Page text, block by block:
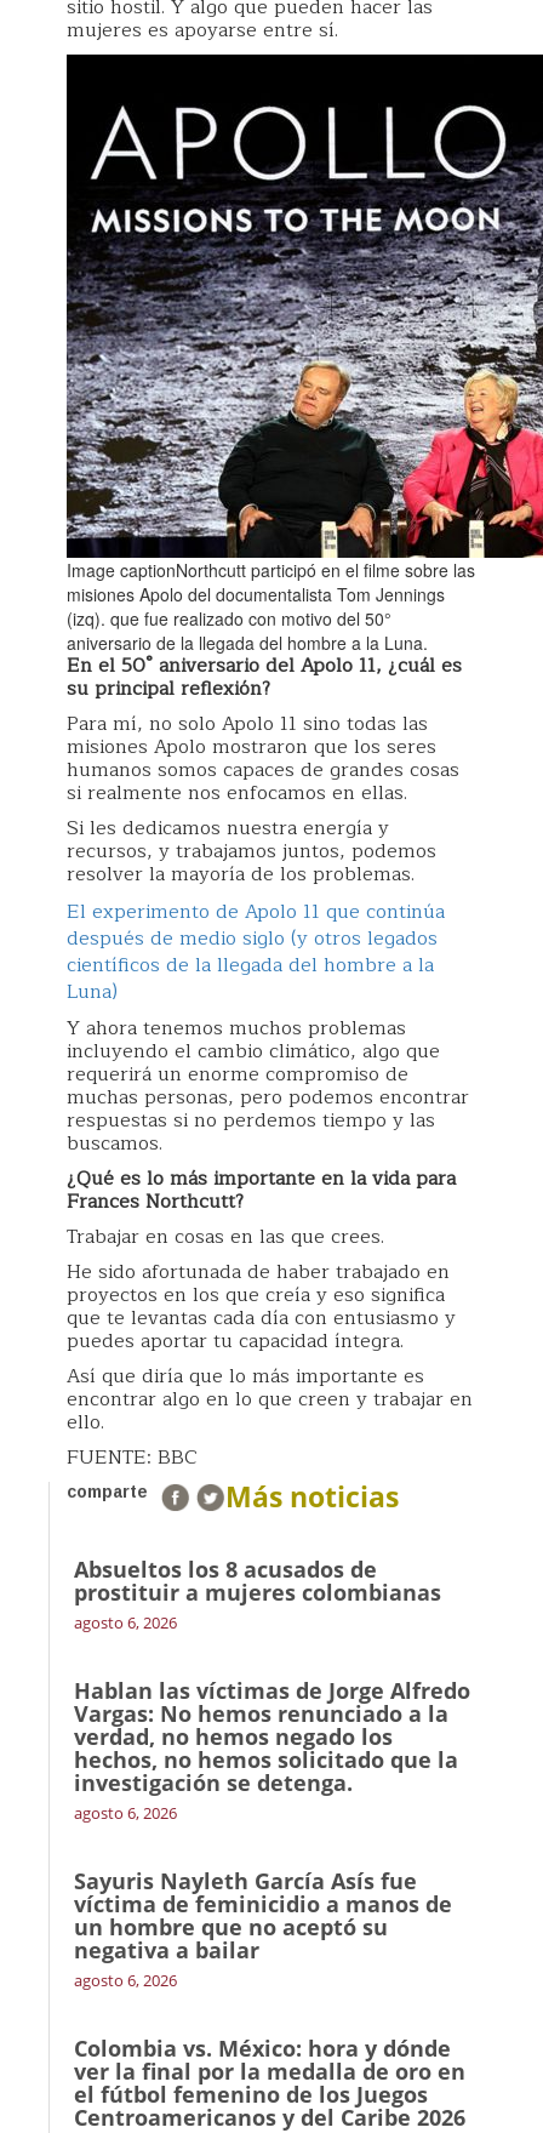
sitio hostil. Y algo que pueden hacer las
mujeres es apoyarse entre sí.
Image captionNorthcutt participó en el filme sobre las
misiones Apolo del documentalista Tom Jennings
(izq). que fue realizado con motivo del 50°
aniversario de la llegada del hombre a la Luna.
En el 50°aniversario delApolo 11, ¿cuál es
su principal reflexión?
Para mí, no solo Apolo 11 sino todas las
misiones Apolo mostraron que los seres
humanos somos capaces de grandes cosas
si realmente nos enfocamos en ellas.
Si les dedicamos nuestra energía y
recursos, y trabajamos juntos, podemos
resolver la mayoría de los problemas.
El experimento de Apolo 11 que continúa
después de medio siglo (y otros legados
científicos de la llegada del hombre a la
Luna)
Y ahora tenemos muchos problemas
incluyendo el cambio climático, algo que
requerirá un enorme compromiso de
muchas personas, pero podemos encontrar
respuestas si no perdemos tiempo y las
buscamos.
¿Qué es lo más importante en la vidapara
Frances Northcutt?
Trabajar en cosas en las que crees.
He sido afortunada de haber trabajado en
proyectos en los que creía y eso significa
que te levantas cada día con entusiasmo y
puedes aportar tu capacidad íntegra.
Así que diría que lo más importante es
encontrar algo en lo que creen y trabajar en
ello.
FUENTE: BBC
comparte Más noticias
Absueltos los 8 acusados de
prostituir a mujeres colombianas
agosto 6, 2026
Hablan las víctimas de Jorge Alfredo
Vargas: No hemos renunciado a la
verdad, no hemos negado los
hechos, no hemos solicitado que la
investigación se detenga.
agosto 6, 2026
Sayuris Nayleth García Asís fue
víctima de feminicidio a manos de
un hombre que no aceptó su
negativa a bailar
agosto 6, 2026
Colombia vs. México: hora y dónde
ver la final por la medalla de oro en
el fútbol femenino de los Juegos
Centroamericanos y del Caribe 2026